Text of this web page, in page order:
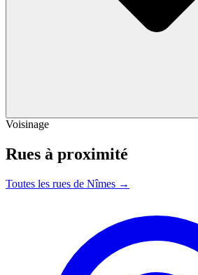
Voisinage
Rues à proximité
Toutes les rues de Nîmes →